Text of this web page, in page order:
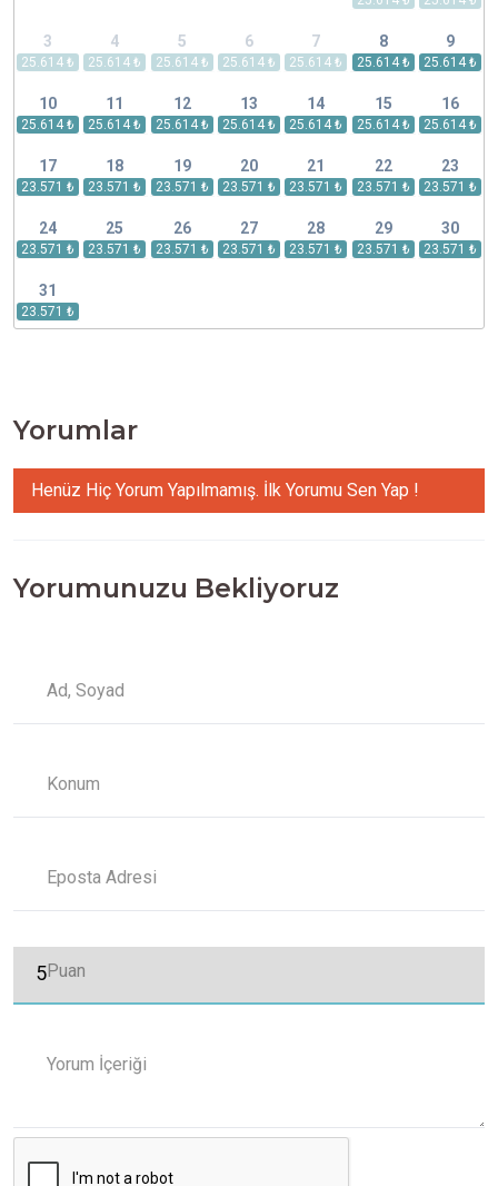
3 4 5 6 7 8 9
10 11 12 13 14 15 16
17 18 19 20 21 22 23
24 25 26 27 28 29 30
31
Yorumlar
Henüz Hiç Yorum Yapılmamış. İlk Yorumu Sen Yap !
Yorumunuzu Bekliyoruz
Ad, Soyad
Konum
Eposta Adresi
Puan
Yorum İçeriği